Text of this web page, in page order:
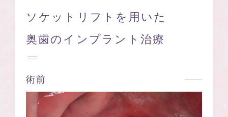
ソケットリフトを用いた
奥歯のインプラント治療
術前